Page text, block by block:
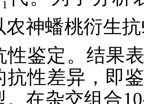
1
农神蟠桃衍生
性鉴定。结果
抗性差异，即
。在杂交组合